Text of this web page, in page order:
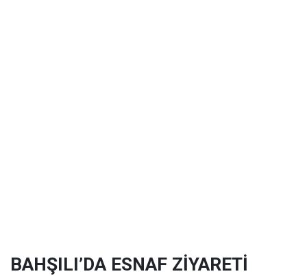
BAHŞILI’DA ESNAF ZİYARETİ